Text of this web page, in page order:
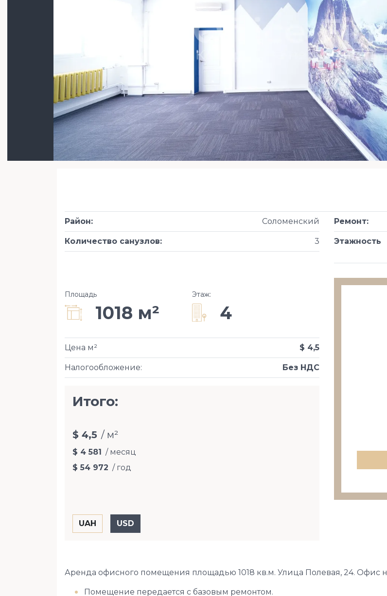
Район: Соломенский
Количество санузлов: 3
Ремонт:
Этажность
Площадь
1018 м²
Этаж:
4
Налогообложение: Без НДС
Цена м² $ 4,5
Итого:
$ 4,5 / м²
$ 4 581 / месяц
$ 54 972 / год
Аренда офисного помещения площадью 1018 кв.м. Улица Полевая, 24. Офис
Помещение передается с базовым ремонтом.